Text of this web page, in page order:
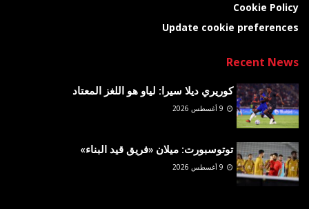
Cookie Policy
Update cookie preferences
Recent News
كوريري ديلا سيرا: لياو هو اللغز المعتاد
توتوسبورت: ميلان «فريق قيد البناء»